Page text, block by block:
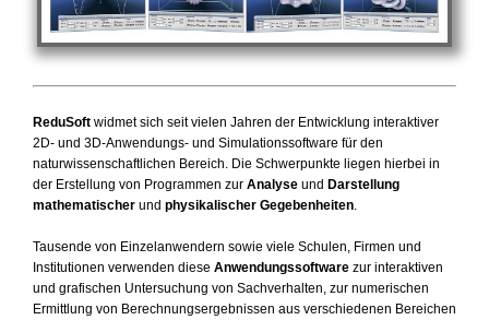
ReduSoft widmet sich seit vielen Jahren der Entwicklung interaktiver
2D- und 3D-Anwendungs- und Simulationssoftware für den
naturwissenschaftlichen Bereich. Die Schwerpunkte liegen hierbei in
der Erstellung von Programmen zur Analyse und Darstellung
mathematischer und physikalischer Gegebenheiten
Tausende von Einzelanwendern sowie viele Schulen, Firmen und
Institutionen verwenden diese Anwendungssoftware zur interaktiven
und grafischen Untersuchung von Sachverhalten, zur numerischen
Ermittlung von Berechnungsergebnissen aus verschiedenen Bereichen